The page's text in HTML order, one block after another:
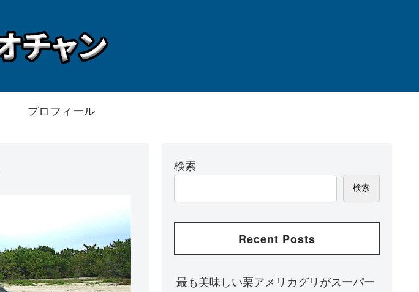
プロフィール
検索
検索
Recent Posts
最も美味しい栗アメリカグリがスーパー